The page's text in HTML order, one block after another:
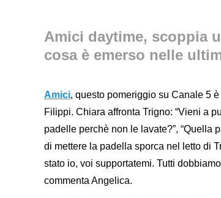
Amici daytime, scoppia
cosa è emerso nelle
Amici, questo pomeriggio su Canale 5
Filippi. Chiara affronta Trigno: “Vieni a
padelle perchè non le lavate?”, “Quella
di mettere la padella sporca nel letto di
stato io, voi supportatemi. Tutti
commenta Angelica.